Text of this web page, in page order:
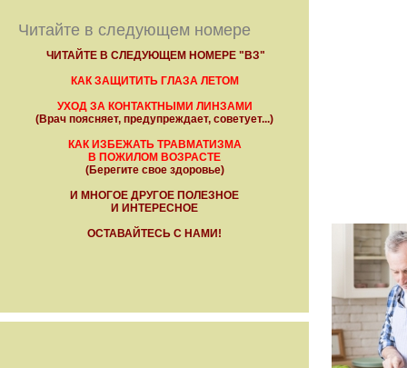
Читайте в следующем номере
ЧИТАЙТЕ В СЛЕДУЮЩЕМ НОМЕРЕ "ВЗ"
КАК ЗАЩИТИТЬ ГЛАЗА ЛЕТОМ
УХОД ЗА КОНТАКТНЫМИ ЛИНЗАМИ
(Врач поясняет, предупреждает, советует...)
КАК ИЗБЕЖАТЬ ТРАВМАТИЗМА
В ПОЖИЛОМ ВОЗРАСТЕ
(Берегите свое здоровье)
И МНОГОЕ ДРУГОЕ ПОЛЕЗНОЕ
И ИНТЕРЕСНОЕ
ОСТАВАЙТЕСЬ С НАМИ!